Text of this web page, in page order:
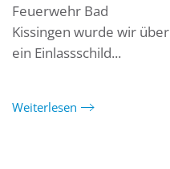
Feuerwehr Bad
Kissingen wurde wir über
ein Einlassschild...
Weiterlesen